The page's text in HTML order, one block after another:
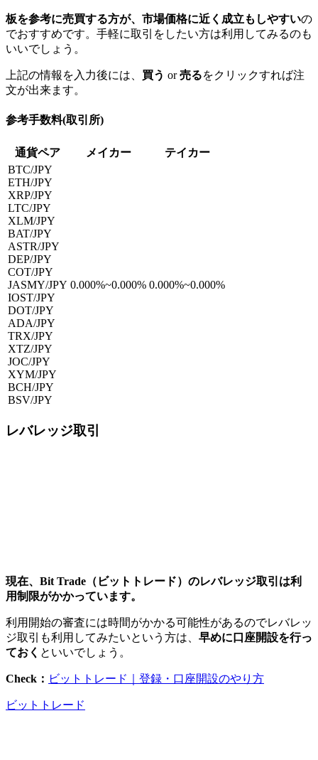
板を参考に売買する方が、市場価格に近く成立もしやすいの
でおすすめです。手軽に取引をしたい方は利用してみるのも
いいでしょう。
上記の情報を入力後には、 買う or売るをクリックすれば注
文が出来ます。
参考手数料(取引所)
通貨ペア メイカー
テイカー
BTC/JPY
ETH/JPY
XRP/JPY
LTC/JPY
XLM/JPY
BAT/JPY
ASTR/JPY
DEP/JPY
COT/JPY
JASMY/JPY
IOST/JPY
DOT/JPY
ADA/JPY
TRX/JPY
XTZ/JPY
JOC/JPY
XYM/JPY
BCH/JPY
BSV/JPY
0.000%~0.000% 0.000%~0.000%
レバレッジ取引
現在、Bit Trade（ビットトレード）のレバレッジ取引は利
用制限がかかっています。
利用開始の審査には時間がかかる可能性があるのでレバレッ
ジ取引も利用してみたいという方は、 早めに口座開設を行っ
ておく といいでしょう。
Check： ビットトレード｜登録・口座開設のやり方
ビットトレード